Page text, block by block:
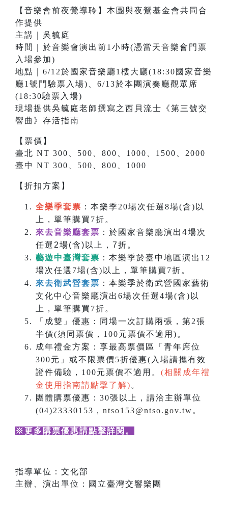
【音樂會前夜鶯導聆】本團與夜鶯基金會共同合
作提供
主講｜吳毓庭
時間｜於音樂會演出前1小時(憑當天音樂會門票
入場參加)
地點｜6/12於國家音樂廳1樓大廳(18:30國家音樂
廳1號門驗票入場)、6/13於本團演奏廳觀眾席
(18:30驗票入場)
現場提供吳毓庭老師撰寫之 西貝流士 《第三號交
響曲 》存活指南
【票價】
臺北 NT 300、500、800、1000、1500、2000
臺中 NT 300、500、800、1000
【折扣方案】
全樂季套票 ：本樂季20場次任選8場(含)以
上，單筆購買7折。
來去音樂廳套票 ：於國家音樂廳演出4場次
任選2場(含)以上，7折。
藝遊中臺灣套票 ：本樂季於臺中地區演出12
場次任選7場(含)以上，單筆購買7折。
來去衛武營套票 ：本樂季於衛武營國家藝術
文化中心音樂廳演出6場次任選4場(含)以
上，單筆購買7折。
「成雙」優惠：同場一次訂購兩張，第2張
半價(須同票價，100元票價不適用)。
成年禮金方案：享最高票價區「青年席位
300元」或不限票價5折優惠(入場請攜有效
證件備驗，100元票價不適用。 (相關成年禮
金使用指南請點擊了解) 。
團體購票優惠：30張以上，請洽主辦單位
(04)23330153， ntso153@ntso.gov.tw 。
※更多購票優惠請點擊詳閱 。
指導單位：文化部
主辦、演出單位：國立臺灣交響樂團